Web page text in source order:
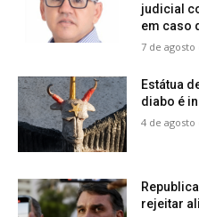
judicial
em caso
7 de agosto
Estátua
diabo é
4 de agosto
rejeitar